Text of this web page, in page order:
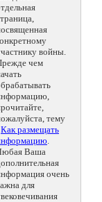
войны.
чем
тему
Как размещать
.
Ваша
очень
для